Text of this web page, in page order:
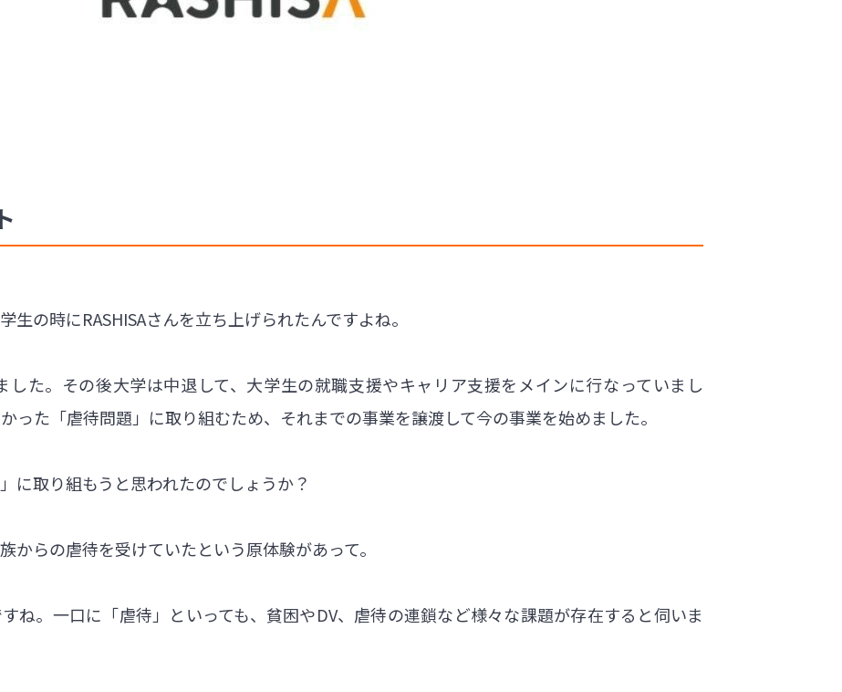
生の時にRASHISAさんを立ち上げられたんですよね。
した。その後大学は中退して、大学生の就職支援やキャリア支援をメインに行なっていまし
った「虐待問題」に取り組むため、それまでの事業を譲渡して今の事業を始めました。
に取り組もうと思われたのでしょうか？
からの虐待を受けていたという原体験があって。
ね。一口に「虐待」といっても、貧困やDV、虐待の連鎖など様々な課題が存在すると伺いま